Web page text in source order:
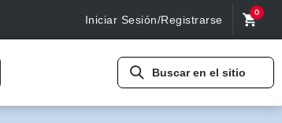
Iniciar Sesión/Registrarse
0
Buscar en el sitio